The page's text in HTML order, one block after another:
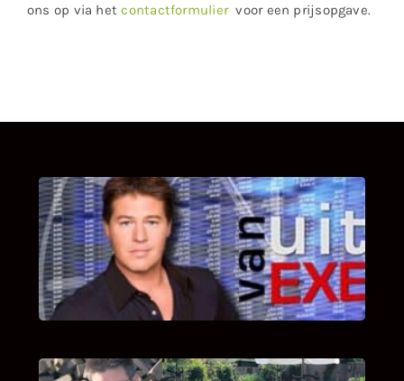
ons op via hetcontactformuliervoor een prijsopgave.
UITSTEL VAN EXECUTIE
Bekijk hier de fragmenten van de deelname
van Bricks and Stones aan dit programma.